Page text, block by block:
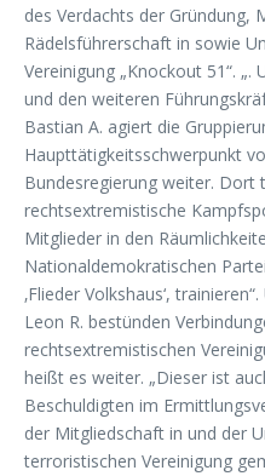
des Verdachts der Gründung,
Rädelsführerschaft in sowie
Vereinigung „Knockout 51“.
und den weiteren
Bastian A. agiert die
Haupttätigkeitsschwerpunkt
Bundesregierung weiter. Dort
rechtsextremistische
Mitglieder in den
Nationaldemokratischen
‚Flieder Volkshaus‘,
Leon R. bestünden
rechtsextremistischen
heißt es weiter. „Dieser ist
Beschuldigten im
der Mitgliedschaft in und der
terroristischen Vereinigung